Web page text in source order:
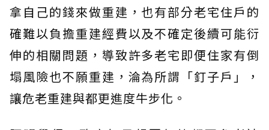
拿自己的錢來做重建，也有部分老宅住戶的
確難以負擔重建經費以及不確定後續可能衍
伸的相關問題，導致許多老宅即便住家有倒
塌風險也不願重建，淪為所謂「釘子戶」，
讓危老重建與都更進度牛步化。